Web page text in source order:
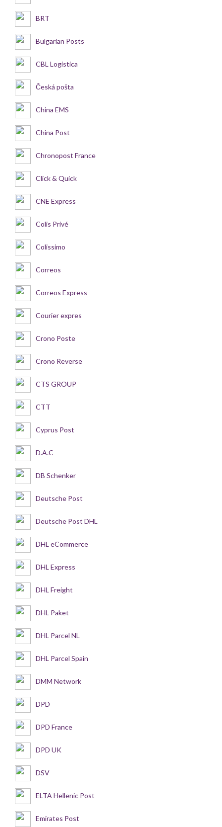
BRT
Bulgarian Posts
CBL Logistica
Česká pošta
China EMS
China Post
Chronopost France
Click & Quick
CNE Express
Colis Privé
Colissimo
Correos
Correos Express
Courier expres
Crono Poste
Crono Reverse
CTS GROUP
CTT
Cyprus Post
D.A.C
DB Schenker
Deutsche Post
Deutsche Post DHL
DHL eCommerce
DHL Express
DHL Freight
DHL Paket
DHL Parcel NL
DHL Parcel Spain
DMM Network
DPD
DPD France
DPD UK
DSV
ELTA Hellenic Post
Emirates Post